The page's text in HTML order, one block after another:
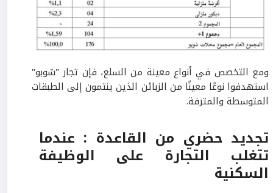
ومع التخصص في أنواع معينة من السلع، فإن تجار "شوبو"
استهدفوا نوعًا معينًا من الزبائن الذين ينتمون إلى الطبقات
المتوسطة والمترفة.
تجديد حضري من القاعدة : عندما
تتغلب التجارة على الوظيفة
السكنية